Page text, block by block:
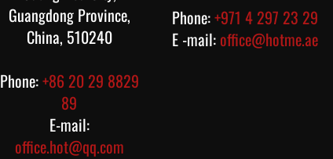
Guangdong Province,
China, 510240
Phone:+86 20 29 8829
89
E-mail:
office.hot@qq.com
Phone:+971 4 297 23 29
E -mail: office@hotme.ae